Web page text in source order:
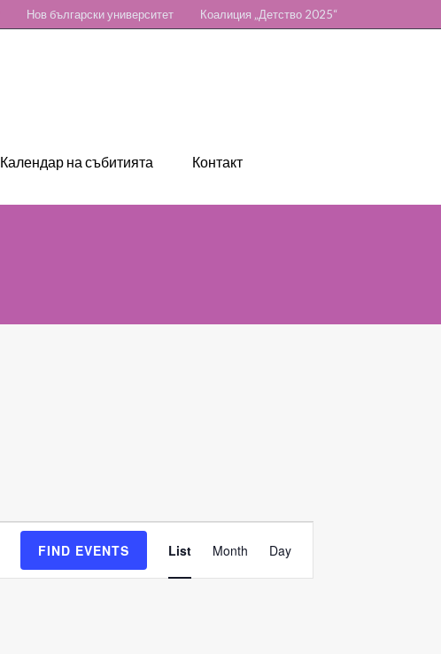
Нов български университет Коалиция „Детство 2025“
Календар на събитията Контакт
FIND EVENTS
Event
Views
List Month Day